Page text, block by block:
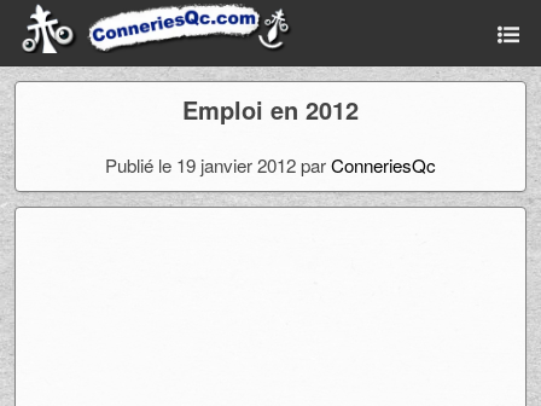
Emploi en 2012
Publié le 19 janvier 2012 parConneriesQc